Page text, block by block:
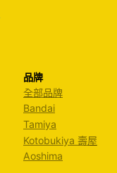
品牌
全部品牌
Bandai
Tamiya
Kotobukiya 壽屋
Aoshima